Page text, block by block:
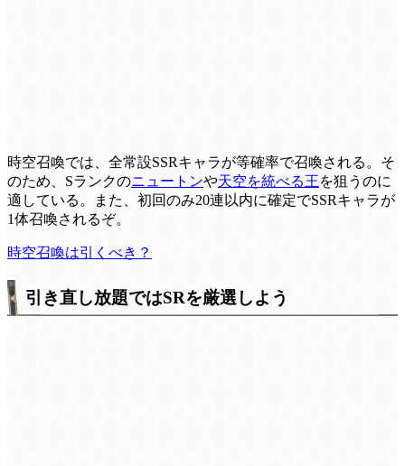
時空召喚では、全常設SSRキャラが等確率で召喚される。そ
のため、Sランクのニュートンや天空を統べる王を狙うのに
適している。また、初回のみ20連以内に確定でSSRキャラが
1体召喚されるぞ。
時空召喚は引くべき？
引き直し放題ではSRを厳選しよう